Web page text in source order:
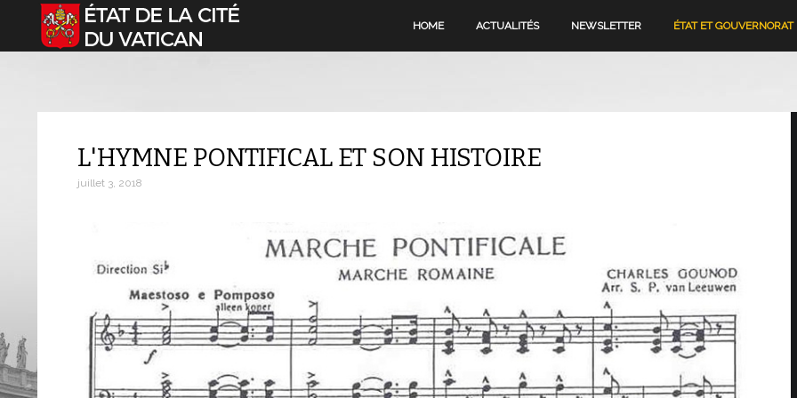
Sélectionnez votre langue HOME ACTUALITÉS NEWSLETTER ÉTAT ET GOUVERNORAT
L'HYMNE PONTIFICAL ET SON HISTOIRE
juillet 3, 2018